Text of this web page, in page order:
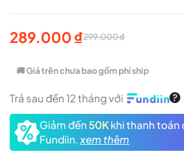
299.000₫
Giá
gốc
là:
299.000 ₫.
289.000 ₫
Giá
hiện
tại
là:
289.000 ₫.
🚚 Giá trên chưa bao gồm phí ship
Trả sau đến 12 tháng với
Giảm đến 50Kkhi thanh toán
Fundiin.xem thêm